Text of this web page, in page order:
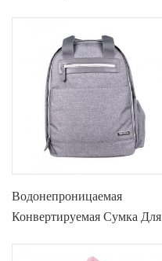
Водонепроницаемая
Конвертируемая Сумка Для